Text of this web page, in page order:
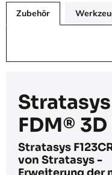
Zubehör
FDM®
Stratasys
von Stratasys -
Erweiterung der